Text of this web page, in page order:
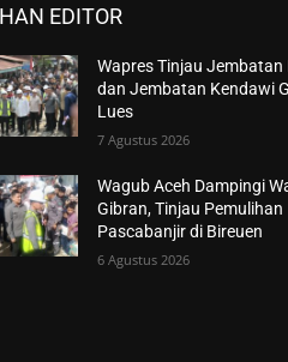
EDITOR
Wapres Tinjau Jembatan
dan Jembatan Kendawi
Lues
7 Agustus 2026
Wagub Aceh Dampingi
Gibran, Tinjau Pemulihan
Pascabanjir di Bireuen
6 Agustus 2026